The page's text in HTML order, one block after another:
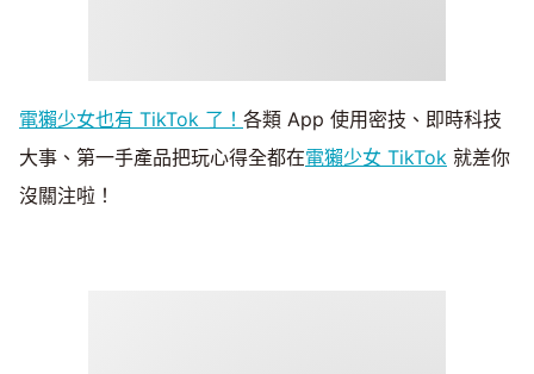
電獺少女也有 TikTok 了！ 各類 App 使用密技、即時科技
大事、第一手產品把玩心得全都在電獺少女 TikTok 就差你
沒關注啦！